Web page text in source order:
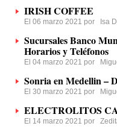
IRISH COFFEE
El 06 marzo 2021 por Isa
Sucursales Banco
Horarios y Teléfonos
El 04 marzo 2021 por
Sonria en Medellin –
El 30 marzo 2021 por
ELECTROLITOS
El 14 marzo 2021 por